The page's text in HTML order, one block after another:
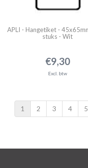
APLI - Hangetiket -
stuks - Wit
€9,30
Excl. btw
1 2 3 4 5